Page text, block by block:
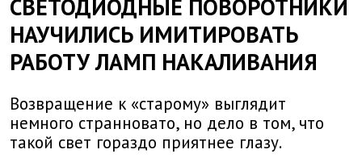
СВЕТОДИОДНЫЕ ПОВОРОТНИКИ
НАУЧИЛИСЬ ИМИТИРОВАТЬ
РАБОТУ ЛАМП НАКАЛИВАНИЯ
Возвращение к «старому» выглядит
немного странновато, но дело в том, что
такой свет гораздо приятнее глазу.